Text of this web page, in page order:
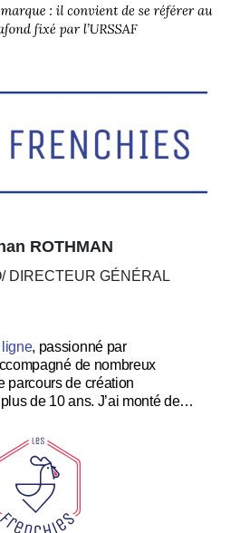
ROTHMAN
DIRECTEUR GÉNÉRAL
ligne, passionné par
de nombreux
parcours de création
de 10 ans. J’ai monté de
et l’expérience
Tricolores.